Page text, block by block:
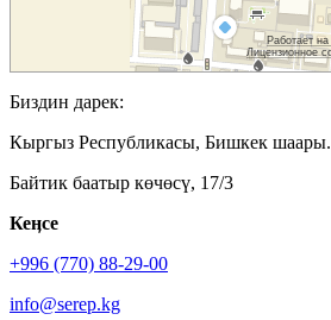
Биздин дарек:
Кыргыз Республикасы, Бишкек шаары.
Байтик баатыр көчөсү, 17/3
Кеӊсе
+996 (770) 88-29-00
info@serep.kg